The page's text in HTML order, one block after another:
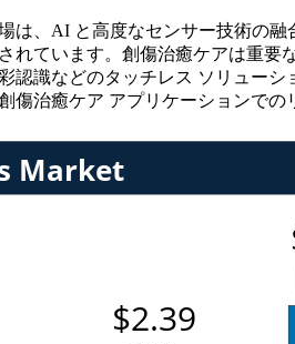
は、AI と高度なセンサー技術の
れています。創傷治癒ケアは重要
認識などのタッチレス ソリュー
傷治癒ケア アプリケーションで